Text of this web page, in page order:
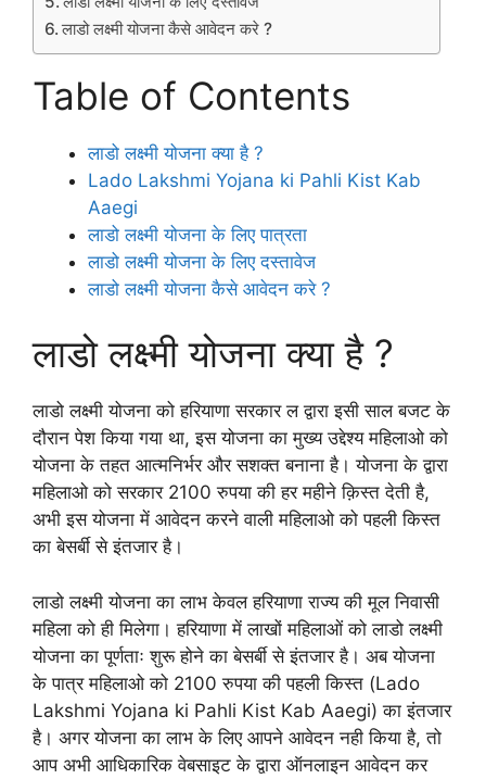
लाडो लक्ष्मी योजना कैसे आवेदन करे ?
Table of Contents
लाडो लक्ष्मी योजना क्या है ?
Lado Lakshmi Yojana ki Pahli Kist Kab
Aaegi
लाडो लक्ष्मी योजना के लिए पात्रता
लाडो लक्ष्मी योजना के लिए दस्तावेज
लाडो लक्ष्मी योजना कैसे आवेदन करे ?
लाडो लक्ष्मी योजना क्या है ?
लाडो लक्ष्मी योजना को हरियाणा सरकार ल द्वारा इसी साल बजट के
दौरान पेश किया गया था, इस योजना का मुख्य उद्देश्य महिलाओ को
योजना के तहत आत्मनिर्भर और सशक्त बनाना है। योजना के द्वारा
महिलाओ को सरकार 2100 रुपया की हर महीने क़िस्त देती है,
अभी इस योजना में आवेदन करने वाली महिलाओ को पहली किस्त
का बेसर्बी से इंतजार है।
लाडो लक्ष्मी योजना का लाभ केवल हरियाणा राज्य की मूल निवासी
महिला को ही मिलेगा। हरियाणा में लाखों महिलाओं को लाडो लक्ष्मी
योजना का पूर्णताः शुरू होने का बेसर्बी से इंतजार है। अब योजना
के पात्र महिलाओ को 2100 रुपया की पहली किस्त (Lado
Lakshmi Yojana ki Pahli Kist Kab Aaegi) का इंतजार
है। अगर योजना का लाभ के लिए आपने आवेदन नही किया है, तो
आप अभी आधिकारिक वेबसाइट के द्वारा ऑनलाइन आवेदन कर